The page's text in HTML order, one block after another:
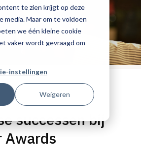
te zien krijgt op deze
media. Maar om te voldoen
we één kleine cookie
vaker wordt gevraagd om
instellingen
Weigeren
augustus 2022
successen bij
Awards